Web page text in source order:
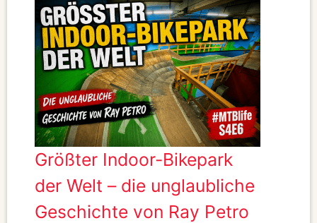
Größter Indoor-Bikepark
der Welt – die unglaubliche
Geschichte von Ray Petro